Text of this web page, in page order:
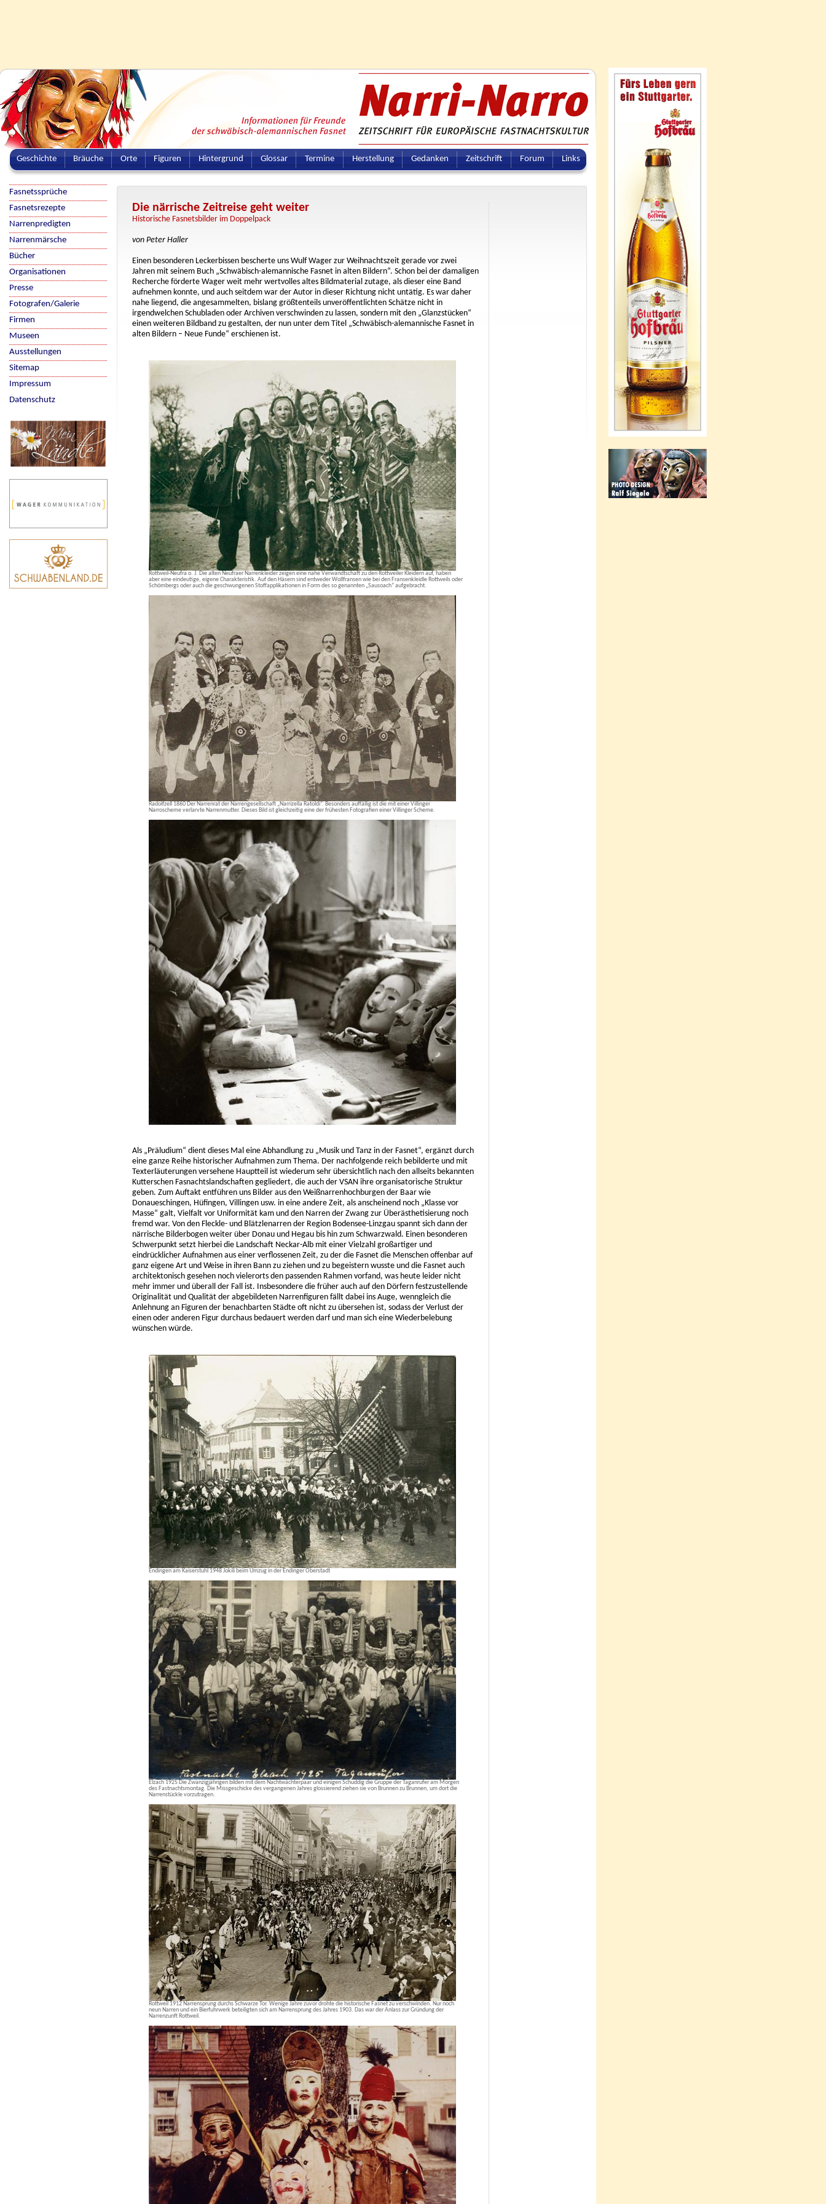
Geschichte Bräuche Orte Figuren Hintergrund Glossar Termine Herstellung Gedanken Zeitschrift Forum Links
Die närrische Zeitreise geht weiter
Historische Fasnetsbilder im Doppelpack
von Peter Haller
Einen besonderen Leckerbissen bescherte uns Wulf Wager zur Weihnachtszeit gerade vor zwei
Jahren mit seinem Buch „Schwäbisch-alemannische Fasnet in alten Bildern“. Schon bei der damaligen
Recherche förderte Wager weit mehr wertvolles altes Bildmaterial zutage, als dieser eine Band
aufnehmen konnte, und auch seitdem war der Autor in dieser Richtung nicht untätig. Es war daher
nahe liegend, die angesammelten, bislang größtenteils unveröffentlichten Schätze nicht in
irgendwelchen Schubladen oder Archiven verschwinden zu lassen, sondern mit den „Glanzstücken“
einen weiteren Bildband zu gestalten, der nun unter dem Titel „Schwäbisch-alemannische Fasnet in
alten Bildern – Neue Funde“ erschienen ist.
Rottweil-Neufra o. J. Die alten Neufraer Narrenkleider zeigen eine nahe Verwandtschaft zu den Rottweiler Kleidern auf, haben
aber eine eindeutige, eigene Charakteristik. Auf den Häsern sind entweder Wollfransen wie bei den Fransenkleidle Rottweils oder
Schömbergs oder auch die geschwungenen Stoffapplikationen in Form des so genannten „Sausoach“ aufgebracht.
Radolfzell 1860 Der Narrenrat der Narrengesellschaft „Narrizella Ratoldi“. Besonders auffällig ist die mit einer Villinger
Narroscheme verlarvte Narrenmutter. Dieses Bild ist gleichzeitig eine der frühesten Fotografien einer Villinger Scheme.
Als „Präludium“ dient dieses Mal eine Abhandlung zu „Musik und Tanz in der Fasnet“, ergänzt durch
eine ganze Reihe historischer Aufnahmen zum Thema. Der nachfolgende reich bebilderte und mit
Texterläuterungen versehene Hauptteil ist wiederum sehr übersichtlich nach den allseits bekannten
Kutterschen Fasnachtslandschaften gegliedert, die auch der VSAN ihre organisatorische Struktur
geben. Zum Auf­takt entführen uns Bilder aus den Weißnarrenhochburgen der Baar wie
Donaueschingen, Hüfingen, Villingen usw. in eine andere Zeit, als anscheinend noch „Klasse vor
Masse“ galt, Vielfalt vor Uniformität kam und den Narren der Zwang zur Überästhetisierung noch
fremd war. Von den Fleckle- und Blätzlenarren der Region Bodensee-Linzgau spannt sich dann der
närrische Bilderbogen weiter über Donau und Hegau bis hin zum Schwarzwald. Einen besonderen
Schwerpunkt setzt hierbei die Landschaft Neckar-Alb mit einer Vielzahl großartiger und
eindrücklicher Aufnahmen aus einer verflossenen Zeit, zu der die Fasnet die Menschen offenbar auf
ganz eigene Art und Weise in ihren Bann zu ziehen und zu begeistern wusste und die Fasnet auch
architektonisch gesehen noch vielerorts den passenden Rahmen vorfand, was heute leider nicht
mehr immer und überall der Fall ist. Insbesondere die früher auch auf den Dörfern festzustellende
Originalität und Qualität der abgebildeten Narrenfiguren fällt dabei ins Auge, wenngleich die
Anlehnung an Figuren der benachbarten Städte oft nicht zu übersehen ist, sodass der Verlust der
einen oder anderen Figur durchaus bedauert werden darf und man sich eine Wiederbelebung
wünschen würde.
Endingen am Kaiserstuhl 1948 Jokili beim Umzug in der Endinger Oberstadt
Elzach 1925 Die Zwanzigjährigen bilden mit dem Nachtwächterpaar und einigen Schuddig die Gruppe der Taganrufer am Morgen
des Fastnachtsmontag. Die Missgeschicke des vergangenen Jahres glossierend ziehen sie von Brunnen zu Brunnen, um dort die
Narrenstückle vorzutragen.
Rottweil 1912 Narrensprung durchs Schwarze Tor. Wenige Jahre zuvor drohte die historische Fasnet zu verschwinden. Nur noch
neun Narren und ein Bierfuhrwerk beteiligten sich am Narrensprung des Jahres 1903. Das war der Anlass zur Gründung der
Narrenzunft Rottweil.
Fasnetssprüche
Fasnetsrezepte
Narrenpredigten
Narrenmärsche
Bücher
Organisationen
Presse
Fotografen/Galerie
Firmen
Museen
Ausstellungen
Sitemap
Impressum
Datenschutz